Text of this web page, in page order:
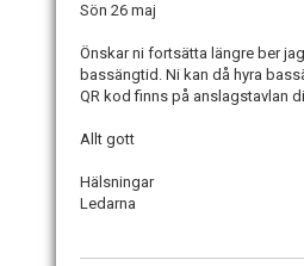
Sön 26 maj
Önskar ni fortsätta längre ber
bassängtid. Ni kan då hyra
QR kod finns på anslagstavlan
Allt gott
Hälsningar
Ledarna